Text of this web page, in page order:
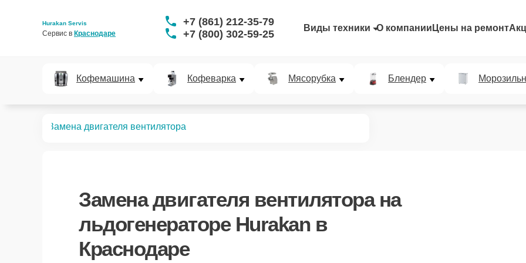
Hurakan Servis
Сервис в Краснодаре
+7 (861) 212-35-79
+7 (800) 302-59-25
Виды техники О компании Цены на ремонт
Кофемашина Кофеварка Мясорубка Блендер
Замена двигателя вентилятора
Замена двигателя вентиляторана
льдогенераторе Hurakan в
Краснодаре